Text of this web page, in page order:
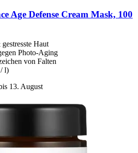
Age Defense Cream Mask, 100
Haut
Photo-Aging
von Falten
l)
13. August